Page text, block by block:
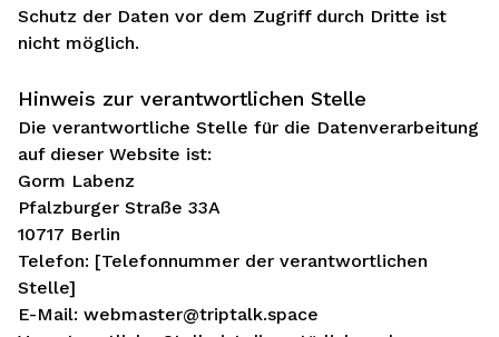
Schutz der Daten vor dem Zugriff durch Dritte ist
nicht möglich.
Hinweis zur verantwortlichen Stelle
Die verantwortliche Stelle für die Datenverarbeitung
auf dieser Website ist:
Gorm Labenz
Pfalzburger Straße 33A
10717 Berlin
Telefon: [Telefonnummer der verantwortlichen
Stelle]
E-Mail: webmaster@triptalk.space